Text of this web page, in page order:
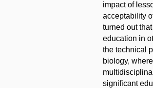
impact of
acceptability
turned out
education in
the technical
biology,
significant